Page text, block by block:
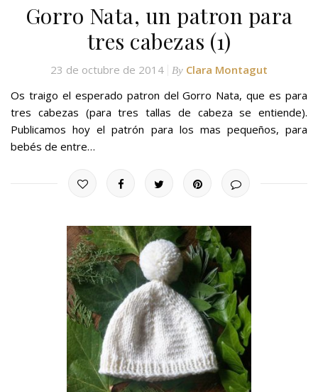
Gorro Nata, un patron para
tres cabezas (1)
23 de octubre de 2014 By Clara Montagut
Os traigo el esperado patron del Gorro Nata, que es para
tres cabezas (para tres tallas de cabeza se entiende).
Publicamos hoy el patrón para los mas pequeños, para
bebés de entre…